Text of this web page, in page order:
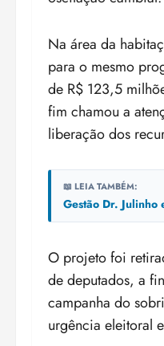
Na área da
para o mesmo
de R$ 123,5
fim chamou a
liberação dos
📖 LEIA TAMBÉM:
Gestão Dr.
O projeto foi
de deputados, a
campanha do
urgência eleitoral